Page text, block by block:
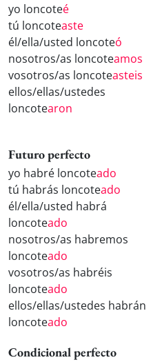
yo loncoteé
tú loncoteaste
él/ella/usted loncoteó
nosotros/as loncoteamos
vosotros/as loncoteasteis
ellos/ellas/ustedes
loncotearon
Futuro perfecto
yo habré loncoteado
tú habrás loncoteado
él/ella/usted habrá
loncoteado
nosotros/as habremos
loncoteado
vosotros/as habréis
loncoteado
ellos/ellas/ustedes habrán
loncoteado
Condicional perfecto